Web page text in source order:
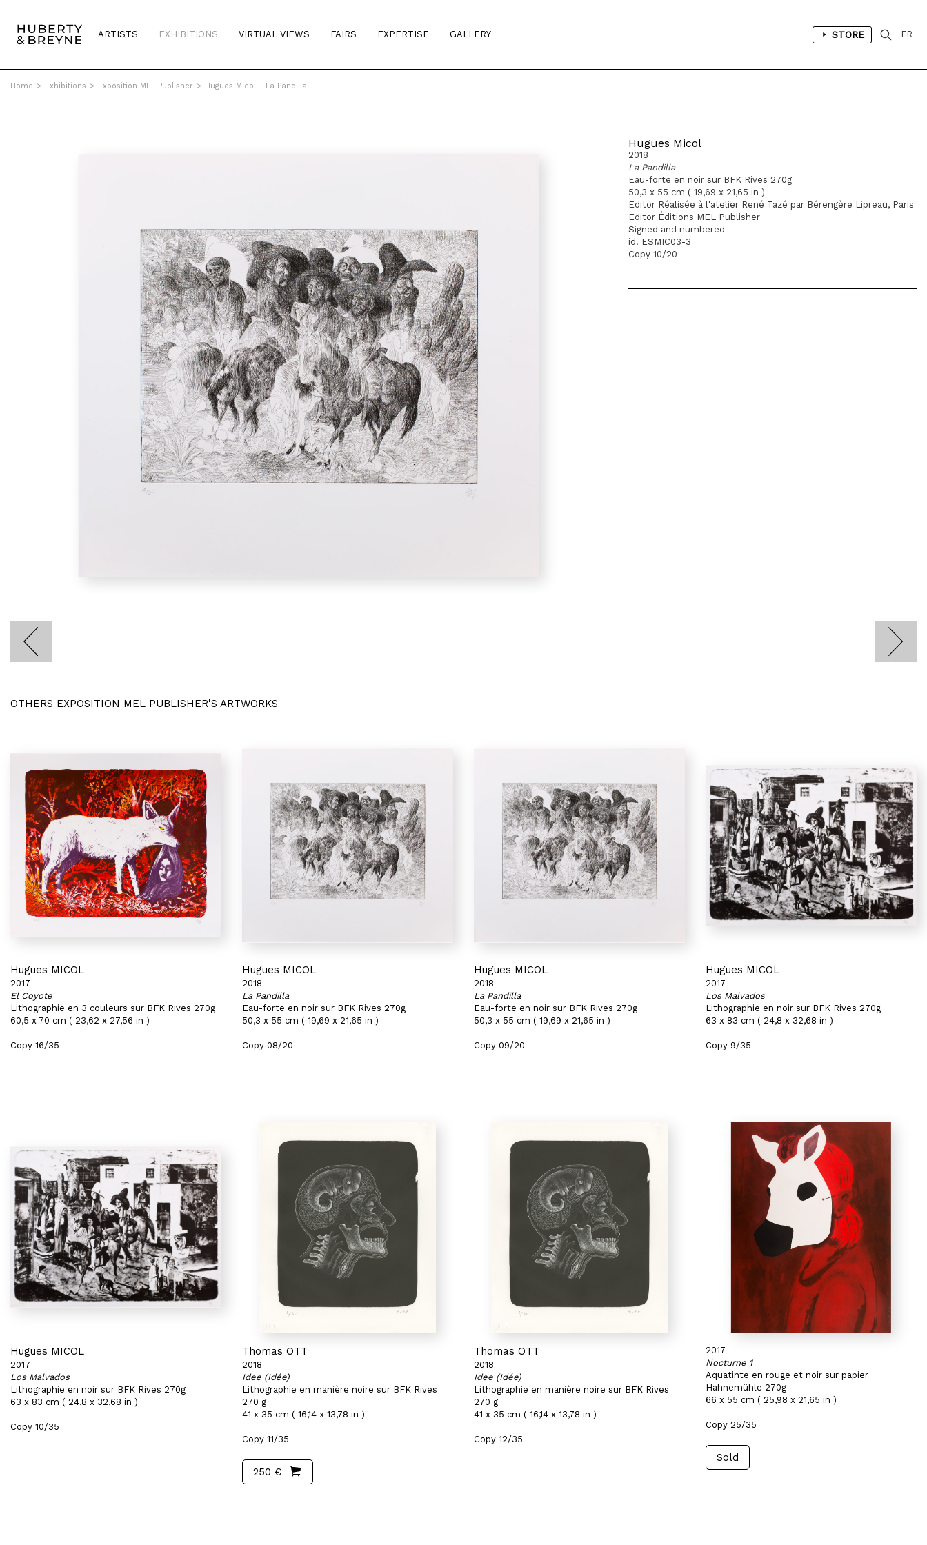
ARTISTS EXHIBITIONS VIRTUAL VIEWS FAIRS EXPERTISE GALLERY STORE FR
Home > Exhibitions > Exposition MEL Publisher > Hugues Micol - La Pandilla
Hugues Micol
2018
La Pandilla
Eau-forte en noir sur BFK Rives 270g
50,3 x 55 cm ( 19,69 x 21,65 in )
Editor Réalisée à l'atelier René Tazé par Bérengère Lipreau, Paris
Editor Éditions MEL Publisher
Signed and numbered
id. ESMIC03-3
Copy 10/20
OTHERS EXPOSITION MEL PUBLISHER'S ARTWORKS
Hugues MICOL
2017
El Coyote
Lithographie en 3 couleurs sur BFK Rives 270g
60,5 x 70 cm ( 23,62 x 27,56 in )
Copy 16/35
Hugues MICOL
2018
La Pandilla
Eau-forte en noir sur BFK Rives 270g
50,3 x 55 cm ( 19,69 x 21,65 in )
Copy 08/20
Hugues MICOL
2018
La Pandilla
Eau-forte en noir sur BFK Rives 270g
50,3 x 55 cm ( 19,69 x 21,65 in )
Copy 09/20
Hugues MICOL
2017
Los Malvados
Lithographie en noir sur BFK Rives 270g
63 x 83 cm ( 24,8 x 32,68 in )
Copy 9/35
Hugues MICOL
2017
Los Malvados
Lithographie en noir sur BFK Rives 270g
63 x 83 cm ( 24,8 x 32,68 in )
Copy 10/35
Thomas OTT
2018
Idee (Idée)
Lithographie en manière noire sur BFK Rives
270 g
41 x 35 cm ( 16,14 x 13,78 in )
Copy 11/35
250 €
Thomas OTT
2018
Idee (Idée)
Lithographie en manière noire sur BFK Rives
270 g
41 x 35 cm ( 16,14 x 13,78 in )
Copy 12/35
2017
Nocturne 1
Aquatinte en rouge et noir sur papier
Hahnemühle 270g
66 x 55 cm ( 25,98 x 21,65 in )
Copy 25/35
Sold